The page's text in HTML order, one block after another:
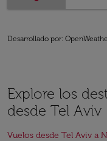
Desarrollado por:
Explore los
desde Tel Aviv
Vuelos desde Tel Aviv a